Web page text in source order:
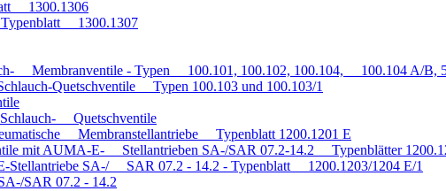
1300.1306
1300.1307
Membranventile - Typen 100.101, 100.102, 100.104, 100.104 A/B,
Quetschventile Typen 100.103 und 100.103/1
Quetschventile
Membranstellantriebe Typenblatt 1200.1201 E
mit AUMA-E- Stellantrieben SA-/SAR 07.2-14.2 Typenblätter
SA-/ SAR 07.2 - 14.2 - Typenblatt 1200.1203/1204 E/1
SAR 07.2 - 14.2